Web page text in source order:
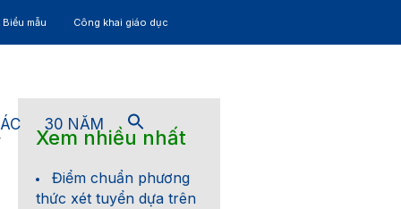
mẫu Công khai giáo dục
30 NĂM
Xem nhiều nhất
Điểm chuẩn phương
thức xét tuyển dựa trên